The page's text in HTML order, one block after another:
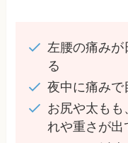
左腰の痛み
る
夜中に痛みで
お尻や太も
れや重さが出